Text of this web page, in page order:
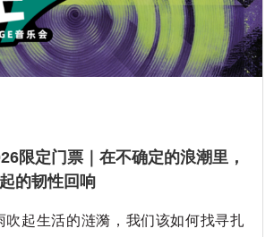
限定门票｜在不确定的浪潮里，
的韧性回响
吹起生活的涟漪，我们该如何找寻扎